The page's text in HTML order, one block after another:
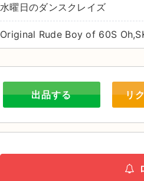
水曜日のダンスクレイズ
Original Rude Boy of 60S
出品する リ